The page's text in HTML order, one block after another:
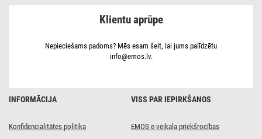
INFORMĀCIJA
Konfidencialitātes politika
VISS PAR IEPIRKŠANOS
EMOS e-veikala priekšrocības
Klientu aprūpe
Nepieciešams padoms? Mēs esam šeit, lai jums palīdzētu
info@emos.lv.